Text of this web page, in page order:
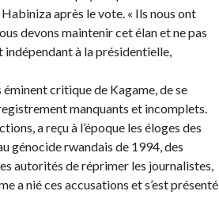
après le vote. « Ils nous ont
devons maintenir cet élan et ne pas
indépendant à la présidentielle,
critique de Kagame, de se
manquants et incomplets.
a reçu à l’époque les éloges des
génocide rwandais de 1994, des
autorités de réprimer les journalistes,
a nié ces accusations et s’est présenté